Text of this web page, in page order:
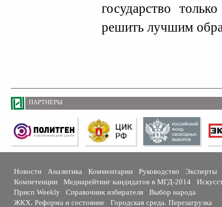
государство
решить лучшим
ПАРТНЕРЫ
Новости Аналитика Комментарии Руководство
Эксперты
Компетенции
Медиарейтинг кандидатов в МГД-2014
Присп Weekly
Справочник избирателя
Выбор народа
ЖКХ. Реформа и состояние
Городская среда. Перезагрузка